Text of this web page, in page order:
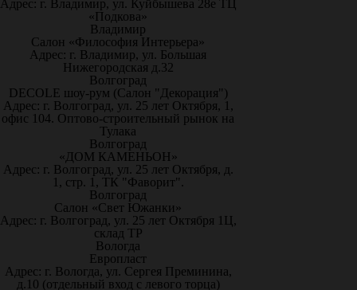
Адрес: г. Владимир, ул. Куйбышева 28е ТЦ
«Подкова»
Владимир
Салон «Философия Интерьера»
Адрес: г. Владимир, ул. Большая
Нижегородская д.32
Волгоград
DECOLE шоу-рум (Салон "Декорация")
Адрес: г. Волгоград, ул. 25 лет Октября, 1,
офис 104. Оптово-строительный рынок на
Тулака
Волгоград
«ДОМ КАМЕНЬОН»
Адрес: г. Волгоград, ул. 25 лет Октября, д.
1, стр. 1, ТК "Фаворит".
Волгоград
Салон «Свет Южанки»
Адрес: г. Волгоград, ул. 25 лет Октября 1Ц,
склад ТР
Вологда
Европласт
Адрес: г. Вологда, ул. Сергея Преминина,
д.10 (отдельный вход с левого торца)